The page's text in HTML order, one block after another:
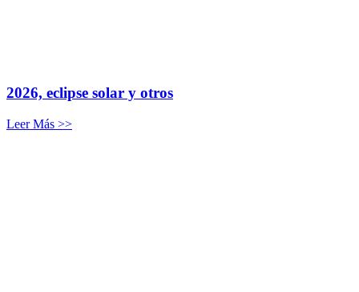
2026, eclipse solar y otros
Leer Más >>